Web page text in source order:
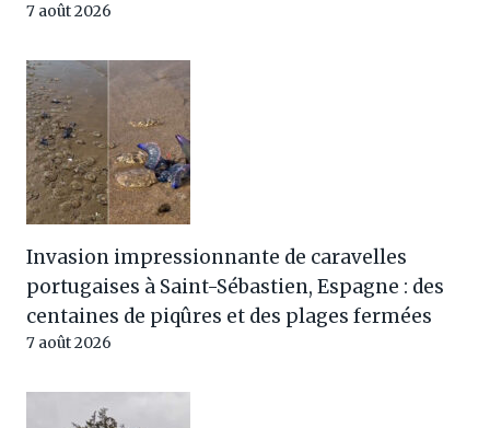
7 août 2026
Invasion impressionnante de caravelles
portugaises à Saint-Sébastien, Espagne : des
centaines de piqûres et des plages fermées
7 août 2026